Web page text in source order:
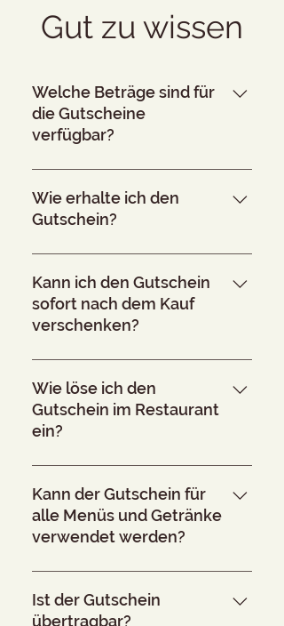
Gut zu wissen
Welche Beträge sind für
die Gutscheine
verfügbar?
Verfügbare Beträge sind: 50 €, 75 €,
100 €, 125 €, 150 €, 175 €, 200 €,
250 €, und 300 €.
Wie erhalte ich den
Gutschein?
Der Gutschein wird Ihnen per E-
Mail zugeschickt.
Kann ich den Gutschein
sofort nach dem Kauf
verschenken?
Ja, der Gutschein ist sofort nach
Erhalt einlösbar. Sie können den
Gutschein direkt nach der
Bestellung nutzen.
Wie löse ich den
Gutschein im Restaurant
ein?
Sie können den Gutschein im
Restaurant einlösen. Wichtig ist,
dass der Gutschein in Papierform
vorliegt, damit der Gutschein im
Kann der Gutschein für
alle Menüs und Getränke
verwendet werden?
Ja, der Gutschein kann für alle
Speisen und Getränke im
Restaurant eingelöst werden.
Ist der Gutschein
übertragbar?